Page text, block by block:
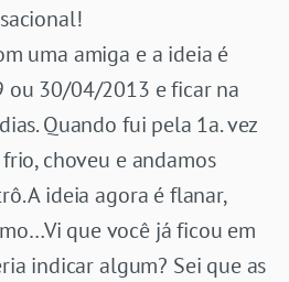
uma amiga e a ideia é
ou 30/04/2013 e ficar na
Quando fui pela 1a. vez
choveu e andamos
A ideia agora é flanar,
que você já ficou em
indicar algum? Sei que as